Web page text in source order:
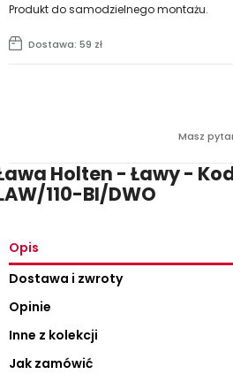
Masz
Dostawa: 59 zł
Produkt do samodzielnego montażu.
Holten - Ławy -
110-BI/DWO
Opis
Dostawa i zwroty
Opinie
Inne z kolekcji
Jak zamówić